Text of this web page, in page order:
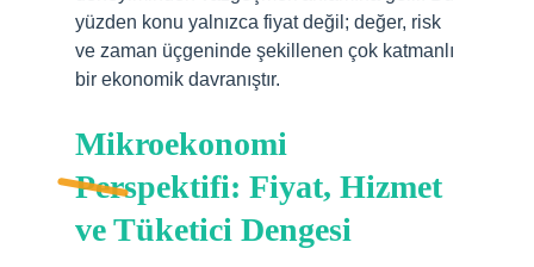
yüzden konu yalnızca fiyat değil; değer, risk
ve zaman üçgeninde şekillenen çok katmanlı
bir ekonomik davranıştır.
Mikroekonomi
Perspektifi: Fiyat, Hizmet
ve Tüketici Dengesi